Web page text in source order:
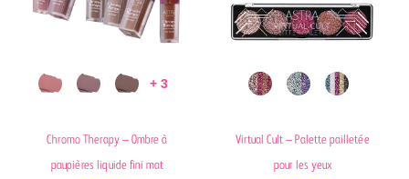
+ 3
Chromo Therapy – Ombre à
paupières liquide fini mat
Virtual Cult – Palette pailletée
pour les yeux